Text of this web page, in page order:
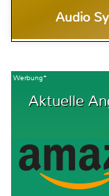
Audio
Werbung*
Aktuelle